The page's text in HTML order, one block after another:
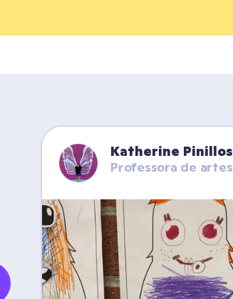
Katherine Pinillos
Professora de artes